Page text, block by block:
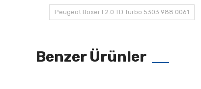
Peugeot Boxer I 2.0 TD Turbo 5303 988 0061
Benzer Ürünler